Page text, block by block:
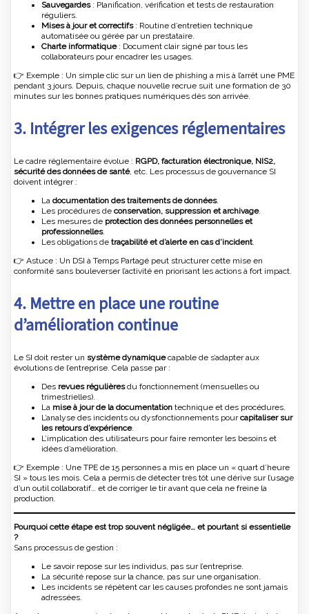
Sauvegardes: Planification, vérification et tests de restauration
réguliers.
Mises à jour et correctifs: Routine d’entretien technique
automatisée ou gérée par un prestataire.
Charte informatique: Document clair signé par tous les
collaborateurs pour encadrer les usages.
👉 Exemple : Un simple clic sur un lien de phishing a mis à l’arrêt une PME
pendant 3 jours. Depuis, chaque nouvelle recrue suit une formation de 30
minutes sur les bonnes pratiques numériques dès son arrivée.
3. Intégrer les exigences réglementaires
Le cadre réglementaire évolue : RGPD, facturation électronique, NIS2,
sécurité des données de santé, etc. Les processus de gouvernance SI
doivent intégrer :
La documentation des traitements de données.
Les procédures de conservation, suppression et archivage.
Les mesures de protection des données personnelles et
professionnelles.
Les obligations de traçabilité et d’alerte en cas d’incident.
👉 Astuce : Un DSI à Temps Partagé peut structurer cette mise en
conformité sans bouleverser l’activité en priorisant les actions à fort impact.
4. Mettre en place une routine
d’amélioration continue
Le SI doit rester un système dynamiquecapable de s’adapter aux
évolutions de l’entreprise. Cela passe par :
Des revues régulièresdu fonctionnement (mensuelles ou
trimestrielles).
La mise à jour de la documentation technique et des procédures.
L’analyse des incidents ou dysfonctionnements pourcapitaliser sur
les retours d’expérience.
L’implication des utilisateurs pour faire remonter les besoins et
idées d’amélioration.
👉 Exemple : Une TPE de 15 personnes a mis en place un « quart d’heure
SI » tous les mois. Cela a permis de détecter très tôt une dérive sur l’usage
d’un outil collaboratif… et de corriger le tir avant que cela ne freine la
production.
Pourquoi cette étape est trop souvent négligée… et pourtant si essentielle
?
Sans processus de gestion :
Le savoir repose sur les individus, pas sur l’entreprise.
La sécurité repose sur la chance, pas sur une organisation.
Les incidents se répètent car les causes profondes ne sont jamais
adressées.